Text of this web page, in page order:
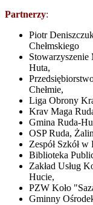
Partnerzy:
Piotr
Chełmskiego
Huta,
Chełmie,
Liga Obrony
Krav Maga
Gmina Ruda-
OSP Ruda,
Zespół Szkół
Biblioteka
Zakład Usług
Hucie,
PZW Koło
Gminny